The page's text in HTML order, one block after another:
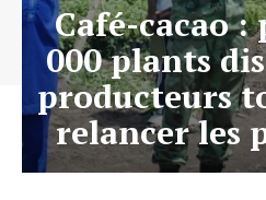
Café-cacao :
000 plants
producteurs
relancer les